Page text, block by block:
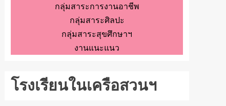
กลุ่มสาระการงานอาชีพ
กลุ่มสาระศิลปะ
กลุ่มสาระสุขศึกษาฯ
งานแนะแนว
โรงเรียนในเครือสวนฯ